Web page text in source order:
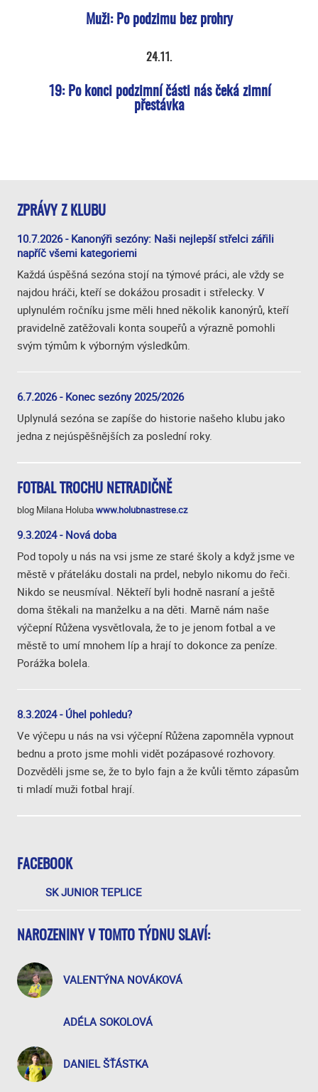
FACEBOOK
SK JUNIOR TEPLICE
NAROZENINY V TOMTO TÝDNU SLAVÍ:
VALENTÝNA NOVÁKOVÁ
ADÉLA SOKOLOVÁ
DANIEL ŠŤÁSTKA
Muži: Po podzimu bez prohry
24.11.
19: Po konci podzimní části nás čeká zimní
přestávka
ZPRÁVY Z KLUBU
10.7.2026 - Kanonýři sezóny: Naši nejlepší střelci zářili
napříč všemi kategoriemi
Každá úspěšná sezóna stojí na týmové práci, ale vždy se
najdou hráči, kteří se dokážou prosadit i střelecky. V
uplynulém ročníku jsme měli hned několik kanonýrů, kteří
pravidelně zatěžovali konta soupeřů a výrazně pomohli
svým týmům k výborným výsledkům.
6.7.2026 - Konec sezóny 2025/2026
Uplynulá sezóna se zapíše do historie našeho klubu jako
jedna z nejúspěšnějších za poslední roky.
FOTBAL TROCHU NETRADIČNĚ
blog Milana Holubawww.holubnastrese.cz
9.3.2024 - Nová doba
Pod topoly u nás na vsi jsme ze staré školy a když jsme ve
městě v přáteláku dostali na prdel, nebylo nikomu do řeči.
Nikdo se neusmíval. Někteří byli hodně nasraní a ještě
doma štěkali na manželku a na děti. Marně nám naše
výčepní Růžena vysvětlovala, že to je jenom fotbal a ve
městě to umí mnohem líp a hrají to dokonce za peníze.
Porážka bolela.
8.3.2024 - Úhel pohledu?
Ve výčepu u nás na vsi výčepní Růžena zapomněla vypnout
bednu a proto jsme mohli vidět pozápasové rozhovory.
Dozvěděli jsme se, že to bylo fajn a že kvůli těmto zápasům
ti mladí muži fotbal hrají.